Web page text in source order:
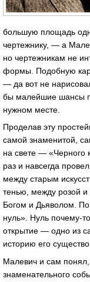
большую площадь
чертежнику, — а
но чертежникам не
формы. Подобную
— да вот не
бы малейшие шансы
нужном месте.
Проделав эту
самой знаменитой,
на свете — «Черного
раз и навсегда
между старым
тенью, между розой
Богом и Дьяволом.
нуль». Нуль почему-
открытие — одно из
историю его
Малевич и сам понял,
знаменательного